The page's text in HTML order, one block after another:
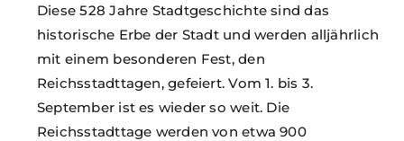
Diese 528 Jahre Stadtgeschichte sind das
historische Erbe der Stadt und werden alljährlich
mit einem besonderen Fest, den
Reichsstadttagen, gefeiert. Vom 1. bis 3.
September ist es wieder so weit. Die
Reichsstadttage werden von etwa 900